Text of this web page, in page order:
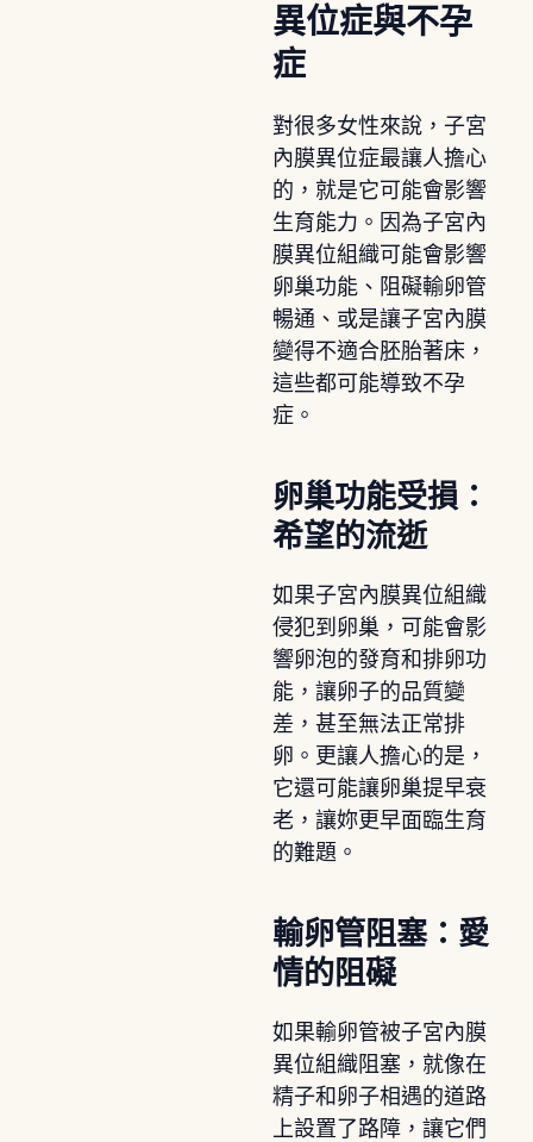
異位症與不孕
症
對很多女性來說，子宮
內膜異位症最讓人擔心
的，就是它可能會影響
生育能力。因為子宮內
膜異位組織可能會影響
卵巢功能、阻礙輸卵管
暢通、或是讓子宮內膜
變得不適合胚胎著床，
這些都可能導致不孕
症。
卵巢功能受損：
希望的流逝
如果子宮內膜異位組織
侵犯到卵巢，可能會影
響卵泡的發育和排卵功
能，讓卵子的品質變
差，甚至無法正常排
卵。更讓人擔心的是，
它還可能讓卵巢提早衰
老，讓妳更早面臨生育
的難題。
輸卵管阻塞：愛
情的阻礙
如果輸卵管被子宮內膜
異位組織阻塞，就像在
精子和卵子相遇的道路
上設置了路障，讓它們